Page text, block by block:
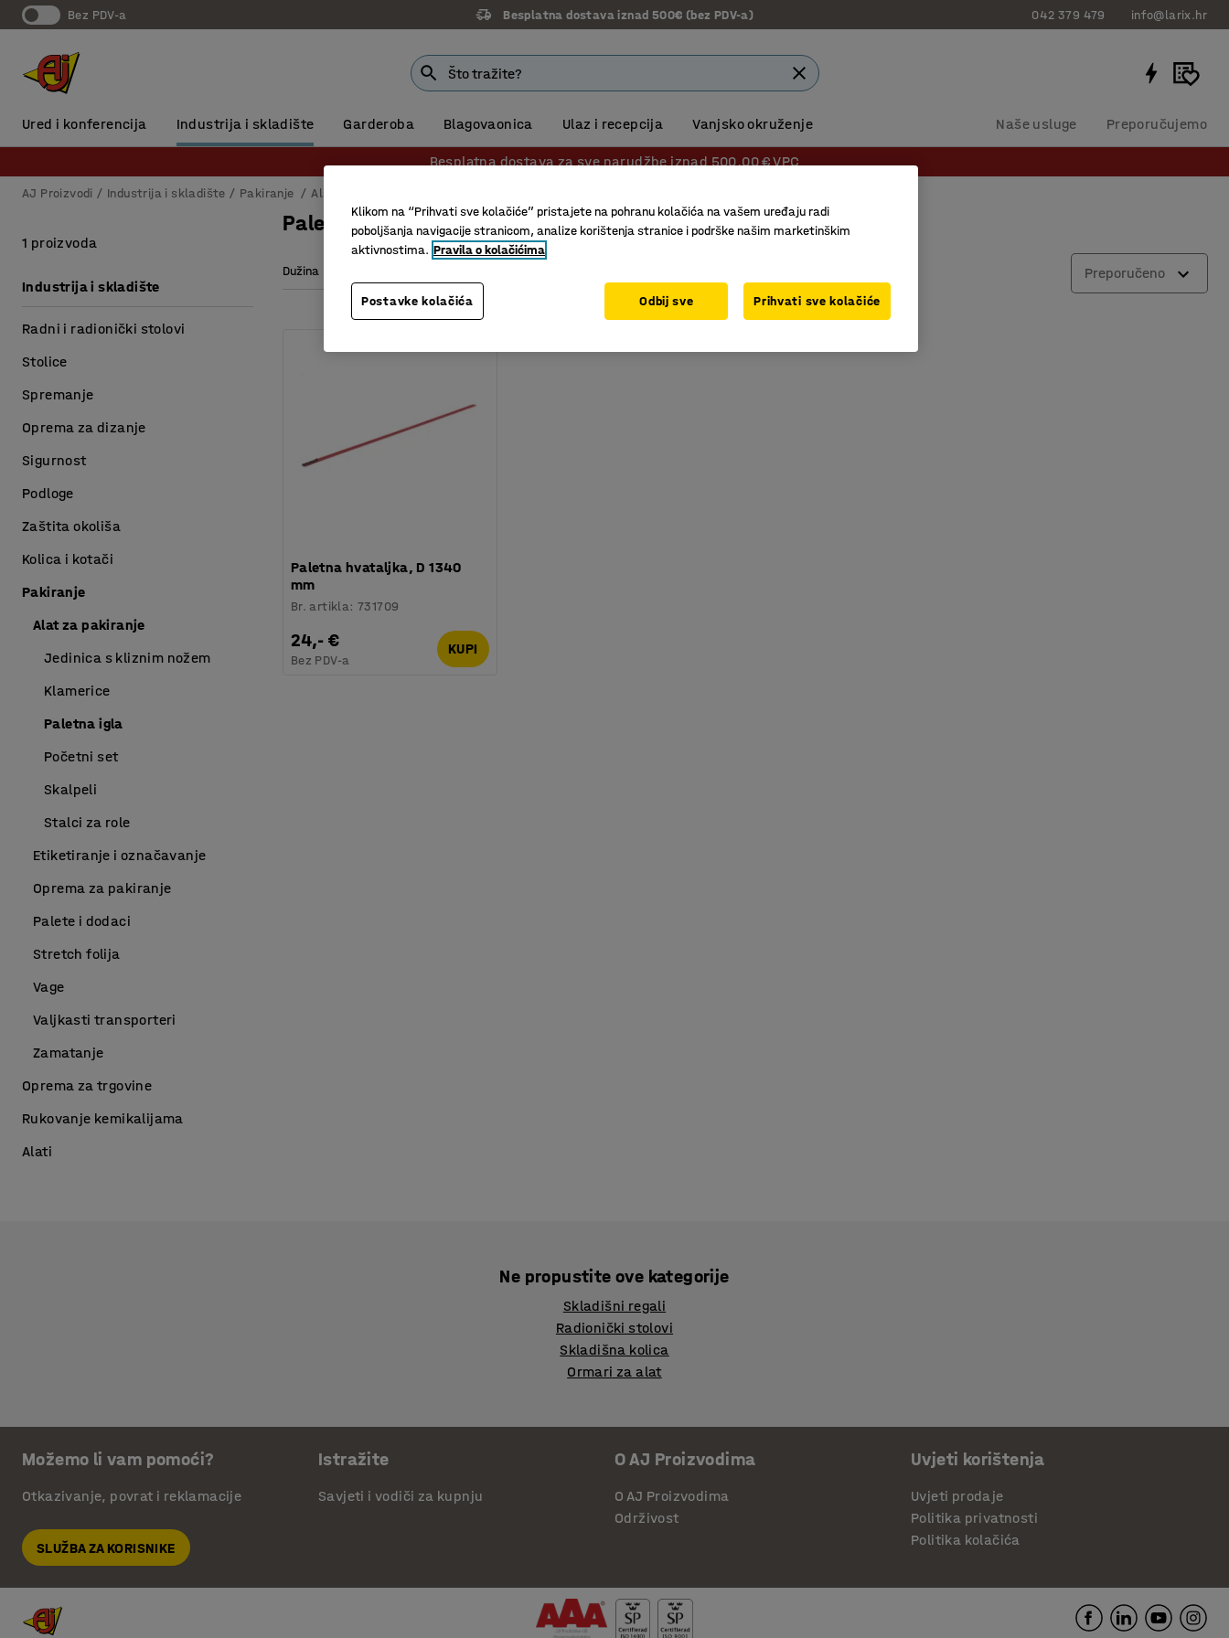
Bez PDV-a Besplatna dostava iznad 500€ (bez PDV-a) 042 379 479 info@larix.hr
Ured i konferencija Industrija i skladište Garderoba Blagovaonica Ulaz i recepcija Vanjsko okruženje Naše usluge Preporučujemo
Besplatna dostava za sve narudžbe iznad 500,00 € VPC
AJ Proizvodi Industrija i skladište Pakiranje Alat za pakiranje
Paletna igla
Dužina Preporučeno
Paletna hvataljka, D 1340
mm
Br. artikla:731709
24,- €
Bez PDV-a
KUPI
1 proizvoda
Industrija i skladište
Radni i radionički stolovi
Stolice
Spremanje
Oprema za dizanje
Sigurnost
Podloge
Zaštita okoliša
Kolica i kotači
Pakiranje
Alat za pakiranje
Jedinica s kliznim nožem
Klamerice
Paletna igla
Početni set
Skalpeli
Stalci za role
Etiketiranje i označavanje
Oprema za pakiranje
Palete i dodaci
Stretch folija
Vage
Valjkasti transporteri
Zamatanje
Oprema za trgovine
Rukovanje kemikalijama
Alati
Ne propustite ove kategorije
Skladišni regali
Radionički stolovi
Skladišna kolica
Ormari za alat
Možemo li vam pomoći?
Otkazivanje, povrat i reklamacije
SLUŽBA ZA KORISNIKE
Istražite
Savjeti i vodiči za kupnju
O AJ Proizvodima
O AJ Proizvodima
Održivost
Uvjeti korištenja
Uvjeti prodaje
Politika privatnosti
Politika kolačića
Klikom na “Prihvati sve kolačiće” pristajete na pohranu kolačića na vašem uređaju radi
poboljšanja navigacije stranicom, analize korištenja stranice i podrške našim marketinškim
aktivnostima. Pravila o kolačićima
Postavke kolačića Odbij sve Prihvati sve kolačiće